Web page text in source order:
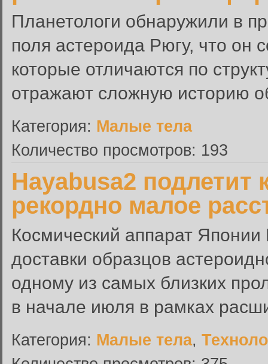
Планетологи обнаружили в
поля астероида Рюгу, что он
которые отличаются по
отражают сложную историю
Категория: Малые тела
Количество просмотров: 193
Hayabusa2 подлетит
рекордно малое
Космический аппарат
доставки образцов
одному из самых близких
в начале июля в рамках
Категория: Малые тела,